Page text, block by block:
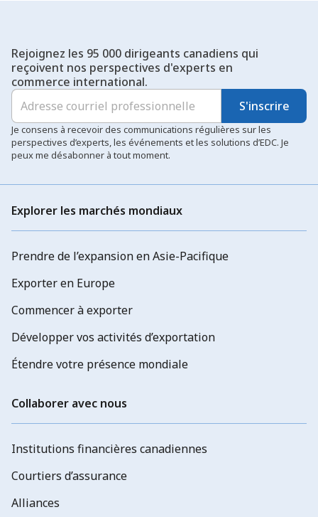
Rejoignez les 95 000 dirigeants canadiens qui
reçoivent nos perspectives d'experts en
commerce international.
S'inscrire
Je consens à recevoir des communications régulières sur les
perspectives d’experts, les événements et les solutions d’EDC. Je
peux me désabonner à tout moment.
Explorer les marchés mondiaux
Prendre de l’expansion en Asie-Pacifique
Exporter en Europe
Commencer à exporter
Développer vos activités d’exportation
Étendre votre présence mondiale
Collaborer avec nous
Institutions financières canadiennes
Courtiers d’assurance
Alliances